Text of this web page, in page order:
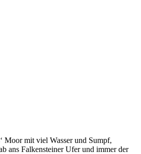
Moor mit viel Wasser und Sumpf,
ans Falkensteiner Ufer und immer der